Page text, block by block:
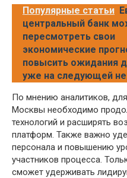
Популярные статьи
центральный банк
пересмотреть свои
экономические
повысить ожидания
уже на следующей
По мнению аналитиков,
Москвы необходимо
технологий и расширять
платформ. Также важно
персонала и повышению
участников процесса.
сможет удерживать